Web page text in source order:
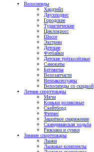
Велосипеды
Хардтейл
Двухподвес
Городские
Туристические
Циклокросс
Шоссе
Экстрим
Детские
Фэтбайки
Детские трёхколёсные
Самокаты
Беговелы
Велозапчасти
Велоаксессуары
Велосипеды со скидкой
Летние спорттовары
Мячи
Коньки роликовые
Скейтборд
Фитнес
Защитное снаряжение
Скандинавская ходьба
Рюкзаки и сумки
Зимние спорттовары
Лыжи
Лыжные комплекты